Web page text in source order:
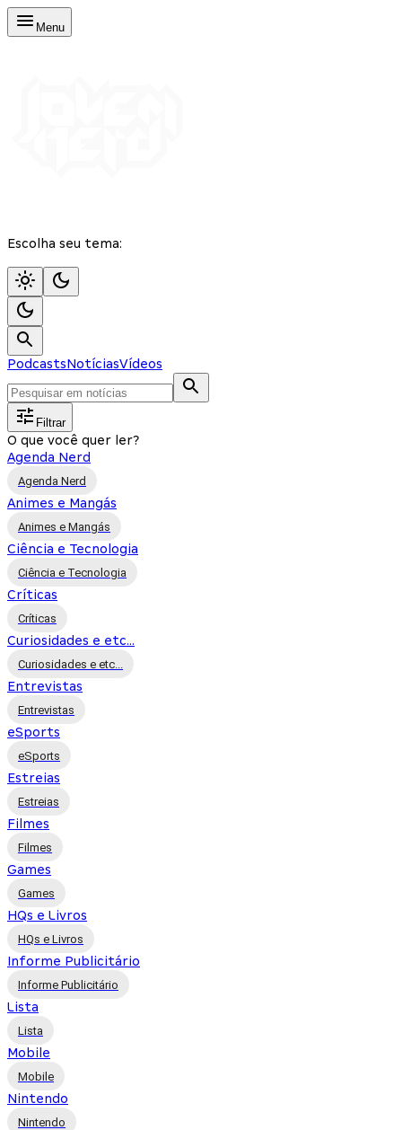
Menu
Escolha seu tema:
PodcastsNotíciasVídeos
Filtrar
O que você quer ler?
Agenda Nerd
Agenda Nerd
Animes e Mangás
Animes e Mangás
Ciência e Tecnologia
Ciência e Tecnologia
Críticas
Críticas
Curiosidades e etc...
Curiosidades e etc...
Entrevistas
Entrevistas
eSports
eSports
Estreias
Estreias
Filmes
Filmes
Games
Games
HQs e Livros
HQs e Livros
Informe Publicitário
Informe Publicitário
Lista
Lista
Mobile
Mobile
Nintendo
Nintendo